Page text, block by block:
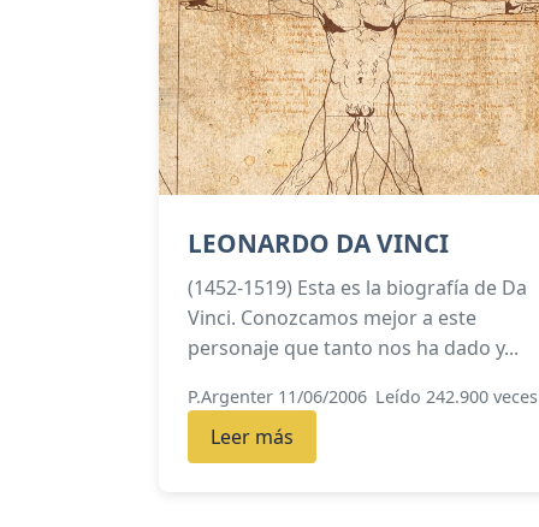
LEONARDO DA VINCI
(1452-1519) Esta es la biografía de Da
Vinci. Conozcamos mejor a este
personaje que tanto nos ha dado y...
P.Argenter 11/06/2006 Leído 242.900 veces
Leer más